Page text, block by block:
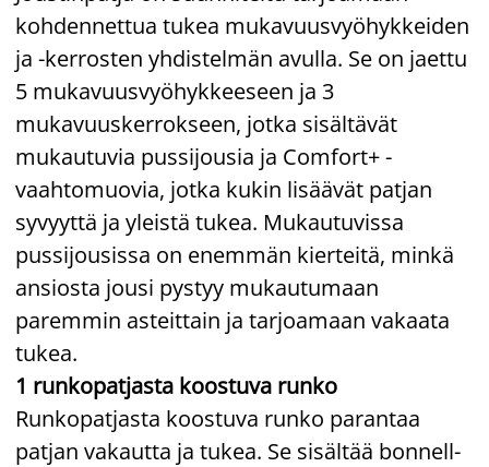
kohdennettua tukea mukavuusvyöhykkeiden
ja -kerrosten yhdistelmän avulla. Se on jaettu
5 mukavuusvyöhykkeeseen ja 3
mukavuuskerrokseen, jotka sisältävät
mukautuvia pussijousia ja Comfort+ -
vaahtomuovia, jotka kukin lisäävät patjan
syvyyttä ja yleistä tukea. Mukautuvissa
pussijousissa on enemmän kierteitä, minkä
ansiosta jousi pystyy mukautumaan
paremmin asteittain ja tarjoamaan vakaata
tukea.
1 runkopatjasta koostuva runko
Runkopatjasta koostuva runko parantaa
patjan vakautta ja tukea. Se sisältää bonnell-